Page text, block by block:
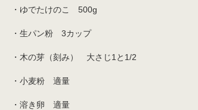
・ゆでたけのこ 500g
・生パン粉 3カップ
・木の芽（刻み） 大さじ1と1/2
・小麦粉 適量
・溶き卵 適量